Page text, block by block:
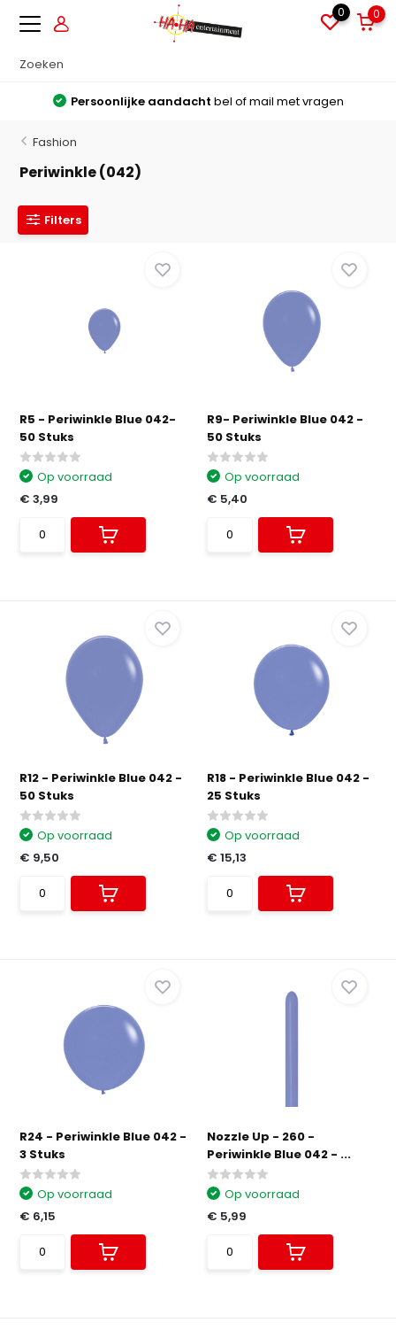
0 0
Persoonlijke aandacht bel of mail met vragen
Fashion
Periwinkle (042)
Filters
R5 - Periwinkle Blue 042-
50 Stuks
Op voorraad
€ 3,99
R9- Periwinkle Blue 042 -
50 Stuks
Op voorraad
€ 5,40
R12 - Periwinkle Blue 042 -
50 Stuks
Op voorraad
€ 9,50
R18 - Periwinkle Blue 042 -
25 Stuks
Op voorraad
€ 15,13
R24 - Periwinkle Blue 042 -
3 Stuks
Op voorraad
€ 6,15
Nozzle Up - 260 -
Periwinkle Blue 042 - ...
Op voorraad
€ 5,99